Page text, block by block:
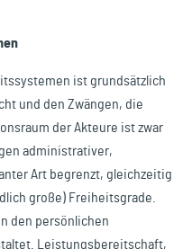
ist grundsätzlich
und den Zwängen, die
der Akteure ist zwar
administrativer,
Art begrenzt, gleichzeitig
große) Freiheitsgrade.
den persönlichen
Leistungsbereitschaft,